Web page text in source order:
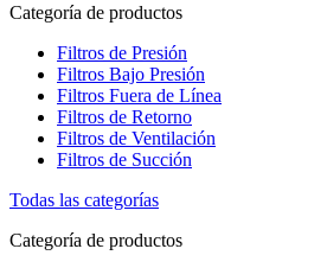
Categoría de productos
Filtros de Presión
Filtros Bajo Presión
Filtros Fuera de Línea
Filtros de Retorno
Filtros de Ventilación
Filtros de Succión
Todas las categorías
Categoría de productos